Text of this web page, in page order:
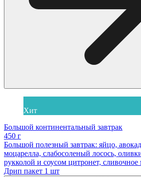
Хит
Большой континентальный завтрак
450 г
Большой полезный завтрак: яйцо,
моцарелла, слабосоленый лосось,
рукколой и соусом цитронет,
Дрип пакет 1 шт